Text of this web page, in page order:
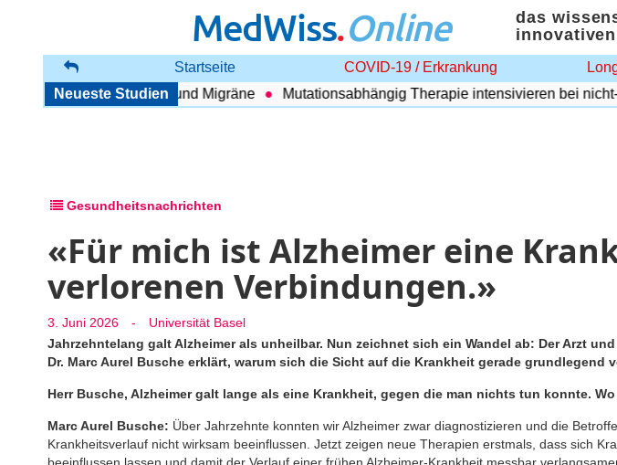
MedWiss.Online
das
Startseite COVID-19 / Erkrankung
Neueste Studien
zwischen COPD und Migräne Mutationsabhängig Therapie intensivieren bei nicht-
Gesundheitsnachrichten
«Für mich ist Alzheimer eine
verlorenen Verbindungen.»
3. Juni 2026 -
Universität Basel
Jahrzehntelang galt Alzheimer als unheilbar. Nun zeichnet sich ein Wandel ab: Der Arzt
Dr. Marc Aurel Busche erklärt, warum sich die Sicht auf die Krankheit gerade grundlegend
Herr Busche, Alzheimer galt lange als eine Krankheit, gegen die man nichts tun konnte.
Marc Aurel Busche: Über Jahrzehnte konnten wir Alzheimer zwar diagnostizieren und die
Krankheitsverlauf nicht wirksam beeinflussen. Jetzt zeigen neue Therapien erstmals, dass sich
beeinflussen lassen und damit der Verlauf einer frühen Alzheimer-Krankheit messbar